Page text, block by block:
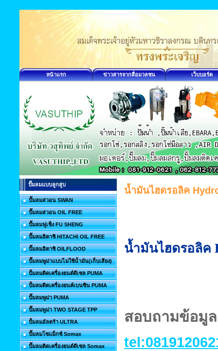
หน้าแรก ข่าวสารจากสื่อมวลชน เว็บบอร์ด
ปั๊มลมแบบลูกสูบ
ปั๊มลมสวอน SWAN
ปั๊มลมสวอน OIL FREE
ปั๊มลมฟูเช็ง FU SHENG
ปั๊มลมฮิตาชิ HITACHI OIL FREE
ปั๊มลมฮิตาชิ OILFLOOD
ปั๊มลมพูม่าแบบไม่ใช้น้ำมัน(เก็บเสียง)
ปั้มลมติดเครื่องยนต์ดีเซล PUMA
ปั้มลมติดเครื่องยนค์เบนซิน PUMA
ปั๊มลมพูม่า PUMA
ปั๊มลมพูม่า TWO STAGE TPP
ปั้มลมอัลตร้า ULTRA
ปั๊มลมโซแม็กซ์ Somax
ปั๊มลมติดเครื่องยนต์ดีเซล Somax
น้ำมันไฮดรอลิค
น้ำมันไฮดรอลิค
สอบถามข้อมูล